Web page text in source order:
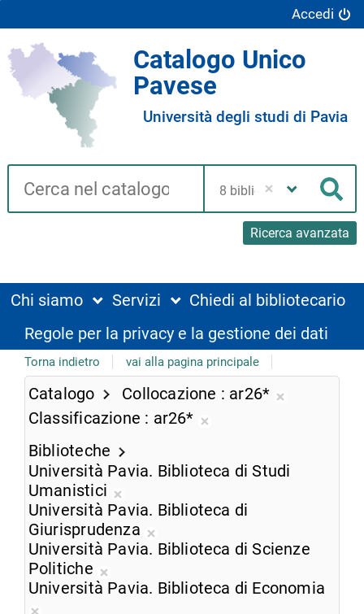
Accedi
Catalogo Unico
Pavese
Università degli studi di Pavia
Cerca su "Catalogo"
Ricerca avanzata
biblioteca
Chi siamo Servizi
Chiedi al bibliotecario
Regole per la privacy e la gestione dei dati
Torna indietro vai alla pagina principale
Catalogo Collocazione
ar26*
corrente
Classificazione
ar26*
ricerca
Biblioteche
Università Pavia. Biblioteca di Studi
Umanistici
Rimuovi
dalla
ricerca
Università Pavia. Biblioteca di
Giurisprudenza
Rimuovi
ricerca
Università Pavia. Biblioteca di Scienze
Politiche
Rimuovi
Università Pavia. Biblioteca di Economia